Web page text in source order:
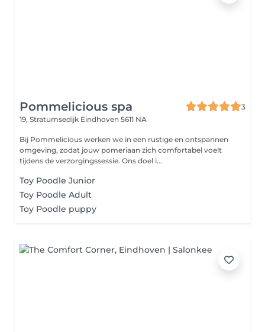
Pommelicious spa
3
19, Stratumsedijk Eindhoven 5611 NA
Bij Pommelicious werken we in een rustige en ontspannen
omgeving, zodat jouw pomeriaan zich comfortabel voelt
tijdens de verzorgingssessie. Ons doel i...
Toy Poodle Junior
Toy Poodle Adult
Toy Poodle puppy